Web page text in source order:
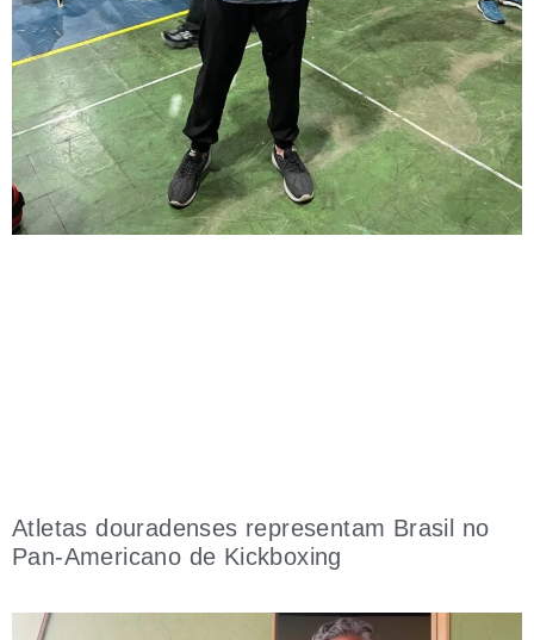
Atletas douradenses representam Brasil no
Pan-Americano de Kickboxing